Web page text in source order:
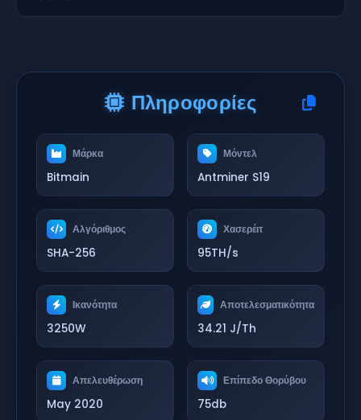
Πληροφορίες
Μάρκα
Bitmain
Μόντελ
Antminer S19
Αλγόριθμος
SHA-256
Χασερέιτ
95TH/s
Ικανότητα
3250W
Αποτελεσματικότητα
34.21 J/Th
Απελευθέρωση
May 2020
Επίπεδο Θορύβου
75db